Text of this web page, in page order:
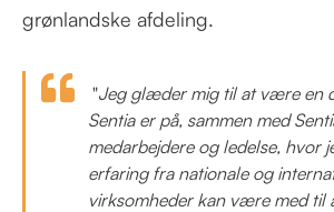
grønlandske afdeling.
"Jeg glæder mig til at være en
Sentia er på, sammen med
medarbejdere og ledelse, hvor
erfaring fra nationale og
virksomheder kan være med til